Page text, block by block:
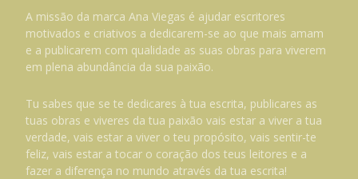
A missão da marca Ana Viegas é ajudar escritores
motivados e criativos a dedicarem-se ao que mais amam
e a publicarem com qualidade as suas obras para viverem
em plena abundância da sua paixão.
Tu sabes que se te dedicares à tua escrita, publicares as
tuas obras e viveres da tua paixão vais estar a viver a tua
verdade, vais estar a viver o teu propósito, vais sentir-te
feliz, vais estar a tocar o coração dos teus leitores e a
fazer a diferença no mundo através da tua escrita!